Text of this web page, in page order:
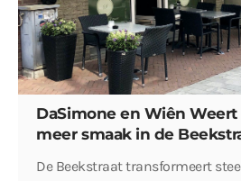
DaSimone en Wiên
meer smaak in de
De Beekstraat transformeert